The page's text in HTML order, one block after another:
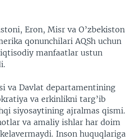
Eron, Misr va O’zbekiston
qonunchilari AQSh uchun
manfaatlar ustun
va Davlat departamentining
va erkinlikni targ’ib
siyosaytining ajralmas qismi.
va amaliy ishlar har doim
Inson huquqlariga